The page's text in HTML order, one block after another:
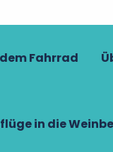
Fahrrad
in die